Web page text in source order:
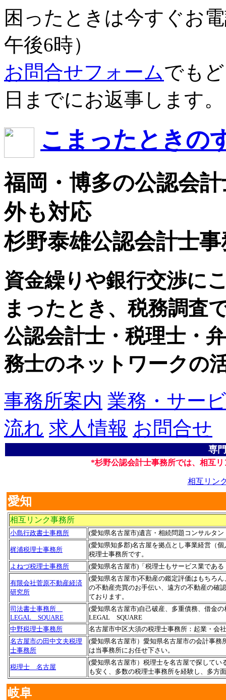
困ったときは今すぐお
午後6時）
お問合せフォームでも
日までにお返事します
こまったときの
福岡・博多の公認会
外も対応
杉野泰雄公認会計士
資金繰りや銀行交渉に
まったとき、税務調査
公認会計士・税理士・
務士のネットワークの
事務所案内 業務・サー
流れ 求人情報 お問合せ
専
*杉野公認会計士事務所では、相互
相互リン
愛知
相互リンク事務所
小島行政書士事務所 (愛知県名古屋市)遺言・相続問題コンサルタン
梶浦税理士事務所
(愛知県知多郡)名古屋を拠点とし事業経営（
税理士事務所です。
よねづ税理士事務所
(愛知県名古屋市)「税理士もサービス業であ
有限会社菅原不動産経済
研究所
(愛知県名古屋市)不動産の鑑定評価はもちろ
の不動産売買のお手伝い、遠方の不動産の確
ております。
司法書士事務所
LEGAL SQUARE
(愛知県名古屋市)自己破産、多重債務、借
LEGAL SQUARE
中野税理士事務所
名古屋市中区大須の税理士事務所：起業・会
名古屋市の田中文夫税理
士事務所
(愛知県名古屋市）愛知県名古屋市の会計事
は当事務所にお任せ下さい。
税理士 名古屋
(愛知県名古屋市）税理士を名古屋で探して
も安く、多数の税理士事務所を経験し、多方
岐阜